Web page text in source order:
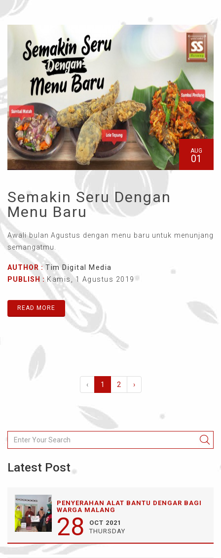
AUG
01
Semakin Seru Dengan
Menu Baru
Awali bulan Agustus dengan menu baru untuk menunjang
semangatmu.
AUTHOR :Tim Digital Media
PUBLISH : Kamis, 1 Agustus 2019
READ MORE
‹ 1 2 ›
Latest Post
PENYERAHAN ALAT BANTU DENGAR BAGI
WARGA MALANG
28
OCT 2021
THURSDAY